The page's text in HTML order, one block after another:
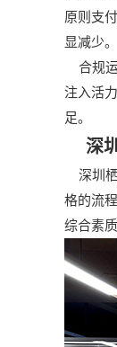
原则支
显减少。
合规运
注入活
足。
深圳
深圳栖
格的流
综合素